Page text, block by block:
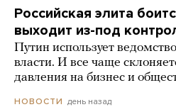
Российская элита
выходит из-под
Путин использует
власти. И все чаще
давления на бизнес и
НОВОСТИ день назад